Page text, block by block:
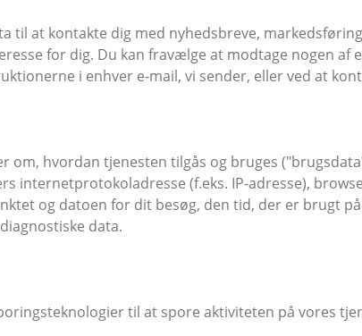
til at kontakte dig med nyhedsbreve,
for dig. Du kan fravælge at modtage nogen af
i enhver e-mail, vi sender, eller ved at
om, hvordan tjenesten tilgås og bruges
internetprotokoladresse (f.eks. IP-adresse),
og datoen for dit besøg, den tid, der er brugt
data.
til at spore aktiviteten på vores